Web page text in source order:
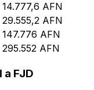
14.777,6 AFN
29.555,2 AFN
147.776 AFN
295.552 AFN
a FJD